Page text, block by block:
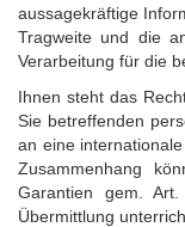
aussagekräftige
Tragweite und die
Verarbeitung für die
Ihnen steht das
Sie betreffenden
an eine
Zusammenhang
Garantien gem.
Übermittlung